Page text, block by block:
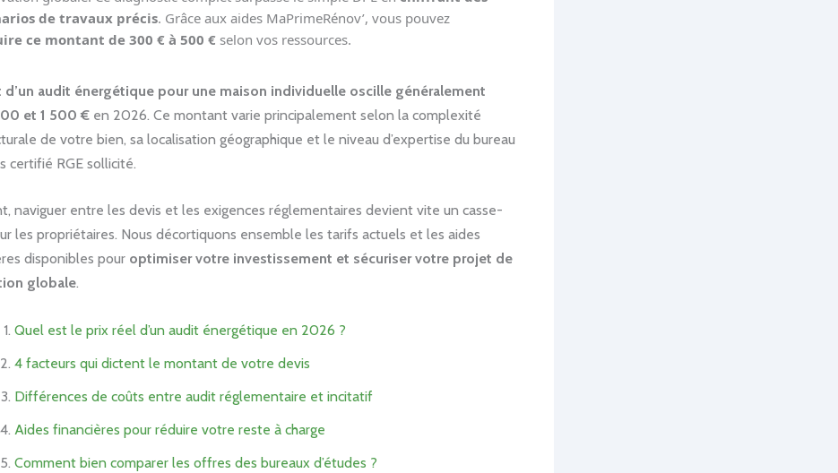
de travaux précis. Grâce aux aides MaPrimeRénov’, vous pouvez
ce montant de 300 € à 500 € selon vos ressources.
d’un audit énergétique pour une maison individuelle oscille généralement
et 1 500 € en 2026. Ce montant varie principalement selon la complexité
de votre bien, sa localisation géographique et le niveau d’expertise du bureau
certifié RGE sollicité.
naviguer entre les devis et les exigences réglementaires devient vite un casse-
les propriétaires. Nous décortiquons ensemble les tarifs actuels et les aides
disponibles pour optimiser votre investissement et sécuriser votre projet de
globale.
Quel est le prix réel d’un audit énergétique en 2026 ?
4 facteurs qui dictent le montant de votre devis
Différences de coûts entre audit réglementaire et incitatif
Aides financières pour réduire votre reste à charge
Comment bien comparer les offres des bureaux d’études ?